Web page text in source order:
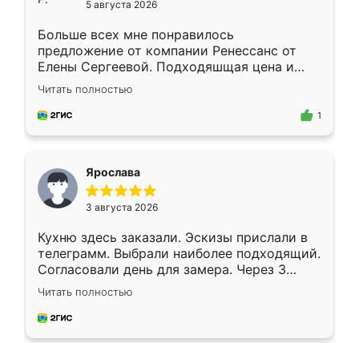
5 августа 2026
Больше всех мне понравилось
предложение от компании Ренессанс от
Елены Сергеевой. Подходяшщая цена и
короткие сроки изготовления. Приехавший
для замера сотрудник Владислав
предложил по моему эскизу самый
Читать полностью
1
Ярослава
3 августа 2026
Кухню здесь заказали. Эскизы прислали в
телеграмм. Выбрали наиболее подходящий.
Согласовали день для замера. Через 3
недели кухня была уже готова. Остались
довольны работой. Спасибо Ренессанс
мебель за качественную работу!
Читать полностью